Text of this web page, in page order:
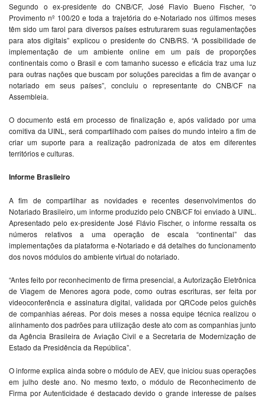
Segundo o ex-presidente do CNB/CF, José Flavio Bueno Fischer, “o
Provimento nº 100/20 e toda a trajetória do e-Notariado nos últimos meses
têm sido um farol para diversos países estruturarem suas regulamentações
para atos digitais” explicou o presidente do CNB/RS. “A possibilidade de
implementação de um ambiente online em um país de proporções
continentais como o Brasil e com tamanho sucesso e eficácia traz uma luz
para outras nações que buscam por soluções parecidas a fim de avançar o
notariado em seus países”, concluiu o representante do CNB/CF na
Assembleia.
O documento está em processo de finalização e, após validado por uma
comitiva da UINL, será compartilhado com países do mundo inteiro a fim de
criar um suporte para a realização padronizada de atos em diferentes
territórios e culturas.
Informe Brasileiro
A fim de compartilhar as novidades e recentes desenvolvimentos do
Notariado Brasileiro, um informe produzido pelo CNB/CF foi enviado à UINL.
Apresentado pelo ex-presidente José Flávio Fischer, o informe ressalta os
números relativos a uma operação de escala “continental” das
implementações da plataforma e-Notariado e dá detalhes do funcionamento
dos novos módulos do ambiente virtual do notariado.
“Antes feito por reconhecimento de firma presencial, a Autorização Eletrônica
de Viagem de Menores agora pode, como outras escrituras, ser feita por
videoconferência e assinatura digital, validada por QRCode pelos guichês
de companhias aéreas. Por dois meses a nossa equipe técnica realizou o
alinhamento dos padrões para utilização deste ato com as companhias junto
da Agência Brasileira de Aviação Civil e a Secretaria de Modernização de
Estado da Presidência da República”.
O informe explica ainda sobre o módulo de AEV, que iniciou suas operações
em julho deste ano. No mesmo texto, o módulo de Reconhecimento de
Firma por Autenticidade é destacado devido o grande interesse de países